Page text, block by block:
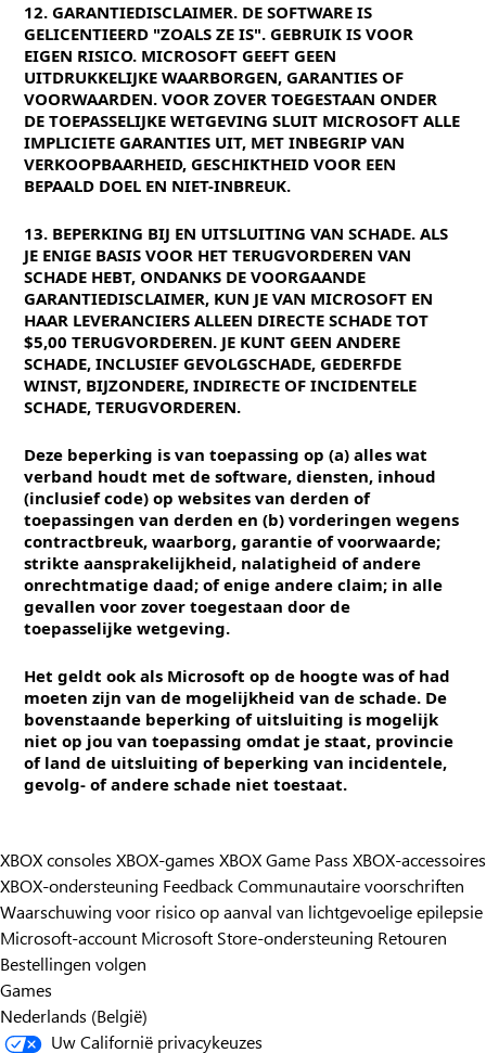
12. GARANTIEDISCLAIMER. DE SOFTWARE IS
GELICENTIEERD "ZOALS ZE IS". GEBRUIK IS VOOR
EIGEN RISICO. MICROSOFT GEEFT GEEN
UITDRUKKELIJKE WAARBORGEN, GARANTIES OF
VOORWAARDEN. VOOR ZOVER TOEGESTAAN ONDER
DE TOEPASSELIJKE WETGEVING SLUIT MICROSOFT ALLE
IMPLICIETE GARANTIES UIT, MET INBEGRIP VAN
VERKOOPBAARHEID, GESCHIKTHEID VOOR EEN
BEPAALD DOEL EN NIET-INBREUK.
13. BEPERKING BIJ EN UITSLUITING VAN SCHADE. ALS
JE ENIGE BASIS VOOR HET TERUGVORDEREN VAN
SCHADE HEBT, ONDANKS DE VOORGAANDE
GARANTIEDISCLAIMER, KUN JE VAN MICROSOFT EN
HAAR LEVERANCIERS ALLEEN DIRECTE SCHADE TOT
$5,00 TERUGVORDEREN. JE KUNT GEEN ANDERE
SCHADE, INCLUSIEF GEVOLGSCHADE, GEDERFDE
WINST, BIJZONDERE, INDIRECTE OF INCIDENTELE
SCHADE, TERUGVORDEREN.
Deze beperking is van toepassing op (a) alles wat
verband houdt met de software, diensten, inhoud
(inclusief code) op websites van derden of
toepassingen van derden en (b) vorderingen wegens
contractbreuk, waarborg, garantie of voorwaarde;
strikte aansprakelijkheid, nalatigheid of andere
onrechtmatige daad; of enige andere claim; in alle
gevallen voor zover toegestaan door de
toepasselijke wetgeving.
Het geldt ook als Microsoft op de hoogte was of had
moeten zijn van de mogelijkheid van de schade. De
bovenstaande beperking of uitsluiting is mogelijk
niet op jou van toepassing omdat je staat, provincie
of land de uitsluiting of beperking van incidentele,
gevolg- of andere schade niet toestaat.
XBOX consoles XBOX-games XBOX Game Pass XBOX-accessoires
XBOX-ondersteuning FeedbackCommunautaire voorschriften
Waarschuwing voor risico op aanval van lichtgevoelige epilepsie
Microsoft-account Microsoft Store-ondersteuning Retouren
Bestellingen volgen
Games
Nederlands (België)
Uw Californië privacykeuzes